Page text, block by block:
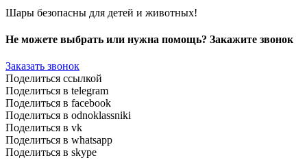
Шары безопасны для детей и животных!
Не можете выбрать или нужна помощь? Закажите звонок
Заказать звонок
Поделиться ссылкой
Поделиться в telegram
Поделиться в facebook
Поделиться в odnoklassniki
Поделиться в vk
Поделиться в whatsapp
Поделиться в skype